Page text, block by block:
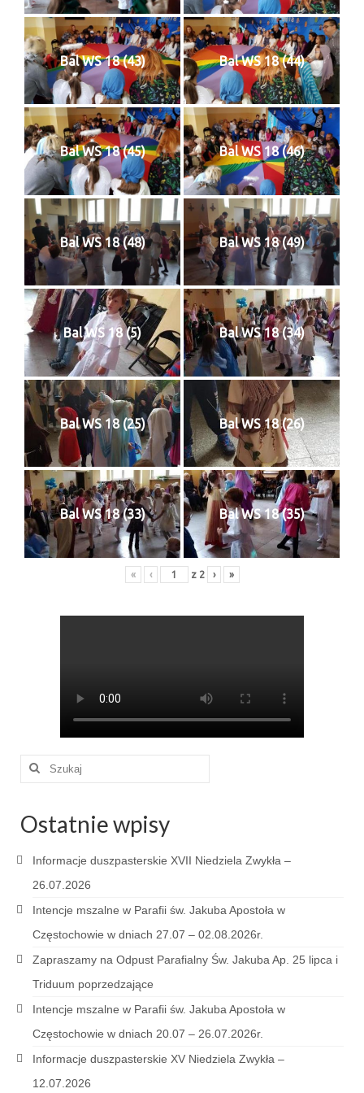
Sakrament namaszczenia chorych
Galeria
Galerie 2026
Niedziela Palmowa 29.03.2026
Wielki Czwartek 02.04.2026
Wielki Piątek 03.04.2026
Wielka Sobota 04.04.2026
Godzina Miłosierdzia 12.04.2026
Galerie 2025
Pożegnanie Ks. Mateusza 29.06.2025
Zakończenie Oktawy Bożego Ciała
26.06.2025
Galerie 2024
Niedziela Palmowa 24.03.2024
Wigilia Paschalna 30.03.2024
Odpust 2024
Galerie 2023
Bierzmowanie 27.11.2023
Galerie 2022
Złoty Jubileusz
Pierwsza Komunia Św. – Gr 1
Galerie 2021
Pasterka 2021
Kościół Stacyjny Wielkiego Postu 2021
Pierwsza Komunia Święta
Bal WS 18 (43) Bal WS 18 (44)
Bal WS 18 (45) Bal WS 18 (46)
Bal WS 18 (48) Bal WS 18 (49)
Bal WS 18 (5) Bal WS 18 (34)
Bal WS 18 (25) Bal WS 18 (26)
Bal WS 18 (33) Bal WS 18 (35)
« ‹ z 2 › »
Szuklaj
Ostatnie wpisy
Informacje duszpasterskie XVII Niedziela Zwykła –
26.07.2026
Intencje mszalne w Parafii św. Jakuba Apostoła w
Częstochowie w dniach 27.07 – 02.08.2026r.
Zapraszamy na Odpust Parafialny Św. Jakuba Ap. 25 lipca i
Triduum poprzedzające
Intencje mszalne w Parafii św. Jakuba Apostoła w
Częstochowie w dniach 20.07 – 26.07.2026r.
Informacje duszpasterskie XV Niedziela Zwykła –
12.07.2026